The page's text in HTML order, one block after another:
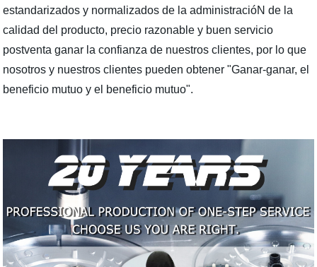
estandarizados y normalizados de la administracióN de la
calidad del producto, precio razonable y buen servicio
postventa ganar la confianza de nuestros clientes, por lo que
nosotros y nuestros clientes pueden obtener "Ganar-ganar, el
beneficio mutuo y el beneficio mutuo".